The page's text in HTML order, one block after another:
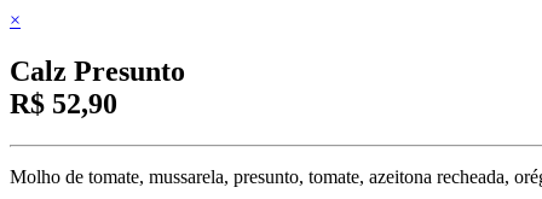
×
Calz Presunto
R$ 52,90
Molho de tomate, mussarela, presunto, tomate, azeitona recheada,